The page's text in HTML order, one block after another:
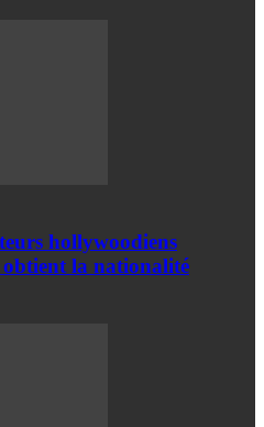
hollywoodiens
la nationalité